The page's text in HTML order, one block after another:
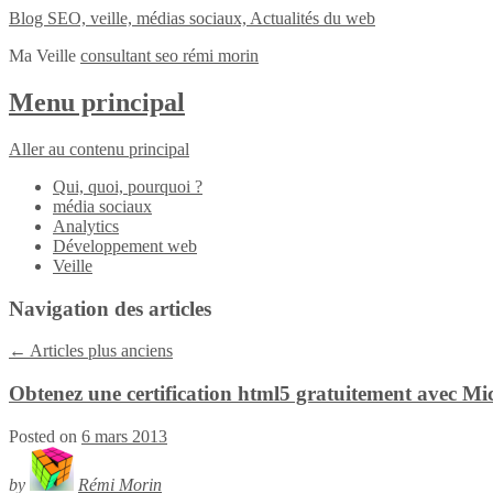
Blog SEO, veille, médias sociaux, Actualités du web
Ma Veille consultant seo rémi morin
Menu principal
Aller au contenu principal
Qui, quoi, pourquoi ?
média sociaux
Analytics
Développement web
Veille
Navigation des articles
← Articles plus anciens
Obtenez une certification html5 gratuitement avec
Posted on 6 mars 2013
by
Rémi Morin